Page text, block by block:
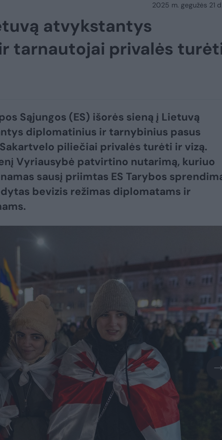
2025 m. gegužės 21
atvykstantys
tarnautojai privalės
Sąjungos (ES) išorės sieną į Lietuvą
diplomatinius ir tarnybinius pasus
piliečiai privalės turėti ir vizą.
Vyriausybė patvirtino nutarimą, kuriuo
sausį priimtas ES Tarybos
bevizis režimas diplomatams ir